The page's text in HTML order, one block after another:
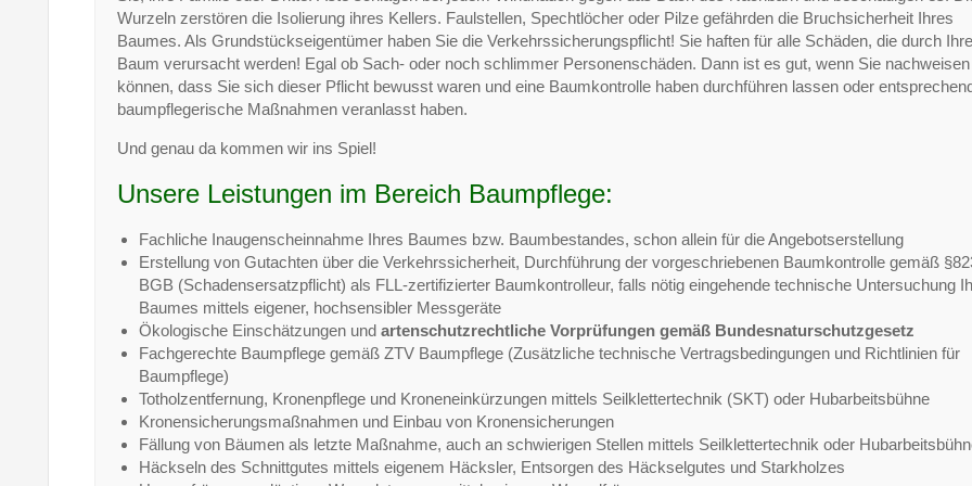
Wurzeln zerstören die Isolierung ihres Kellers. Faulstellen, Spechtlöcher oder Pilze gefährden die Bruchsicherheit Ihres
Baumes. Als Grundstückseigentümer haben Sie die Verkehrssicherungspflicht! Sie haften für alle Schäden, die durch
Baum verursacht werden! Egal ob Sach- oder noch schlimmer Personenschäden. Dann ist es gut, wenn Sie nachweisen
können, dass Sie sich dieser Pflicht bewusst waren und eine Baumkontrolle haben durchführen lassen oder
baumpflegerische Maßnahmen veranlasst haben.
Und genau da kommen wir ins Spiel!
Unsere Leistungen im Bereich Baumpflege:
Fachliche Inaugenscheinnahme Ihres Baumes bzw. Baumbestandes, schon allein für die Angebotserstellung
Erstellung von Gutachten über die Verkehrssicherheit, Durchführung der vorgeschriebenen Baumkontrolle gemäß
BGB (Schadensersatzpflicht) als FLL-zertifizierter Baumkontrolleur, falls nötig eingehende technische Untersuchung
Baumes mittels eigener, hochsensibler Messgeräte
Ökologische Einschätzungen und artenschutzrechtliche Vorprüfungen gemäß Bundesnaturschutzgesetz
Fachgerechte Baumpflege gemäß ZTV Baumpflege (Zusätzliche technische Vertragsbedingungen und Richtlinien für
Baumpflege)
Totholzentfernung, Kronenpflege und Kroneneinkürzungen mittels Seilklettertechnik (SKT) oder Hubarbeitsbühne
Kronensicherungsmaßnahmen und Einbau von Kronensicherungen
Fällung von Bäumen als letzte Maßnahme, auch an schwierigen Stellen mittels Seilklettertechnik oder
Häckseln des Schnittgutes mittels eigenem Häcksler, Entsorgen des Häckselgutes und Starkholzes